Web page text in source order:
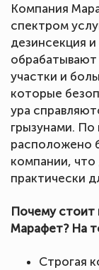
Компания
спектром
дезинсекция
участки и
которые
ура
грызунами.
расположено
компании,
практически
Почему стоит
Марафет? На
Строгая